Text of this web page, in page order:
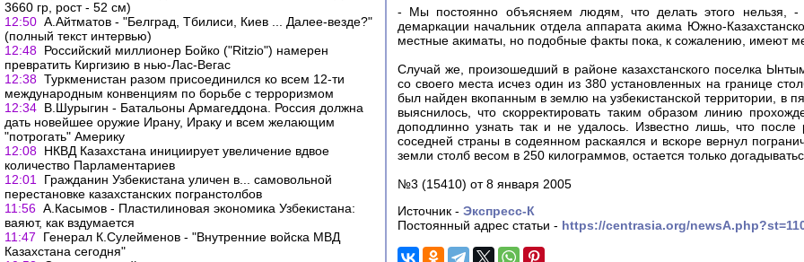
3660 гр, рост - 52 см)
12:50 А.Айтматов - "Белград, Тбилиси, Киев ... Далее-везде?"
(полный текст интервью)
12:48 Российский миллионер Бойко ("Ritzio") намерен
превратить Киргизию в нью-Лас-Вегас
12:38 Туркменистан разом присоединился ко всем 12-ти
международным конвенциям по борьбе с терроризмом
12:34 В.Шурыгин - Батальоны Армагеддона. Россия должна
дать новейшее оружие Ирану, Ираку и всем желающим
"потрогать" Америку
12:08 НКВД Казахстана инициирует увеличение вдвое
количество Парламентариев
12:01
Гражданин Узбекистана уличен в... самовольной
перестановке казахстанских погранстолбов
11:56 А.Касымов - Пластилиновая экономика Узбекистана:
ваяют, как вздумается
11:47
Генерал К.Сулейменов - "Внутренние войска МВД
Казахстана сегодня"
- Мы постоянно объясняем людям, что делать этого нельзя, -
демаркации начальник отдела аппарата акима Южно-
местные акиматы, но подобные факты пока, к сожалению, имеют
Случай же, произошедший в районе казахстанского поселка
со своего места исчез один из 380 установленных на границе
был найден вкопанным в землю на узбекистанской территории, в
выяснилось, что скорректировать таким образом линию
доподлинно узнать так и не удалось. Известно лишь, что после
соседней страны в содеянном раскаялся и вскоре вернул
земли столб весом в 250 килограммов, остается только
№3 (15410) от 8 января 2005
Источник - Экспресс-К
Постоянный адрес статьи - https://centrasia.org/